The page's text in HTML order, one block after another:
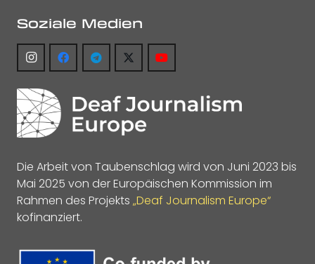
Soziale Medien
Die Arbeit von Taubenschlag wird von Juni 2023 bis
Mai 2025 von der Europäischen Kommission im
Rahmen des Projekts „Deaf Journalism Europe“
kofinanziert.